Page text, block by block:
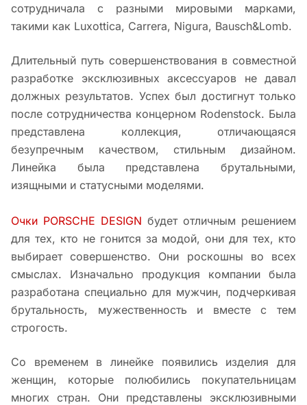
сотрудничала с разными мировыми марками,
такими как Luxottica, Carrera, Nigura, Bausch&Lomb.
Длительный путь совершенствования в совместной
разработке эксклюзивных аксессуаров не давал
должных результатов. Успех был достигнут только
после сотрудничества концерном Rodenstock. Была
представлена коллекция, отличающаяся
безупречным качеством, стильным дизайном.
Линейка была представлена брутальными,
изящными и статусными моделями.
Очки PORSCHE DESIGN будет отличным решением
для тех, кто не гонится за модой, они для тех, кто
выбирает совершенство. Они роскошны во всех
смыслах. Изначально продукция компании была
разработана специально для мужчин, подчеркивая
брутальность, мужественность и вместе с тем
строгость.
Со временем в линейке появились изделия для
женщин, которые полюбились покупательницам
многих стран. Они представлены эксклюзивными